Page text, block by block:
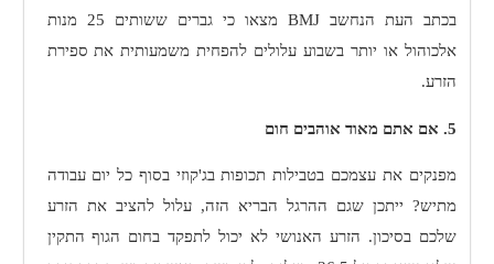
בכתב העת הנחשבBMJ
מצאו כי גברים ששותים 25 מנות
אלכוהול או יותר בשבוע עלולים להפחית משמעותית את ספירת
הזרע.
5. אם אתם מאוד אוהבים חום
מפנקים את עצמכם בטבילות תכופות בג'קוזי בסוף כל יום עבודה
מתיש? ייתכן שגם ההרגל הבריא הזה, עלול להציב את הזרע
שלכם בסיכון. הזרע האנושי לא יכול לתפקד בחום הגוף התקין